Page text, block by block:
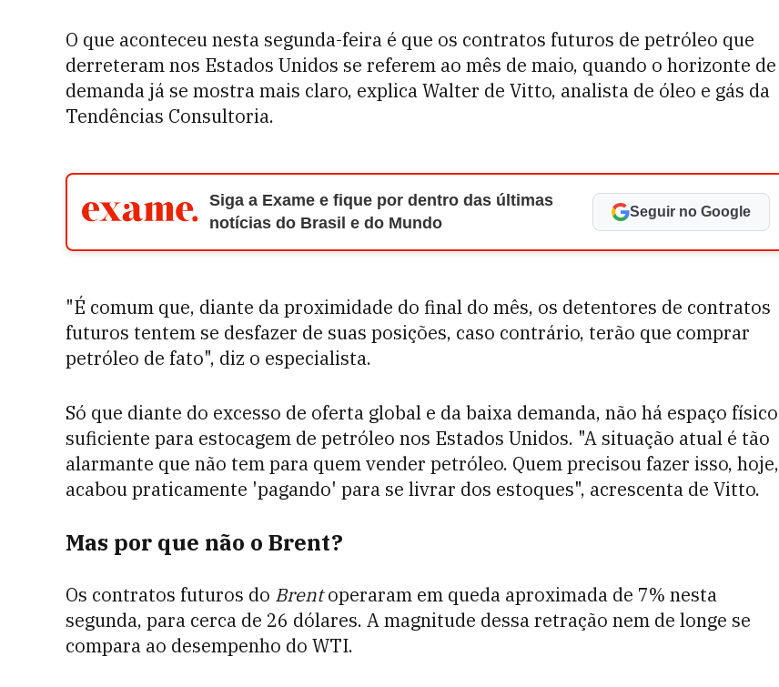
O que aconteceu nesta segunda-feira é que os contratos futuros de petróleo que
derreteram nos Estados Unidos se referem ao mês de maio, quando o horizonte de
demanda já se mostra mais claro, explica Walter de Vitto, analista de óleo e gás da
Tendências Consultoria.
Siga a Exame e fique por dentro das últimas
notícias do Brasil e do Mundo
Seguir no Google
"É comum que, diante da proximidade do final do mês, os detentores de contratos
futuros tentem se desfazer de suas posições, caso contrário, terão que comprar
petróleo de fato", diz o especialista.
Só que diante do excesso de oferta global e da baixa demanda, não há espaço físico
suficiente para estocagem de petróleo nos Estados Unidos. "A situação atual é tão
alarmante que não tem para quem vender petróleo. Quem precisou fazer isso, hoje,
acabou praticamente 'pagando' para se livrar dos estoques", acrescenta de Vitto.
Mas por que não o Brent?
Os contratos futuros do Brentoperaram em queda aproximada de 7% nesta
segunda, para cerca de 26 dólares. A magnitude dessa retração nem de longe se
compara ao desempenho do WTI.